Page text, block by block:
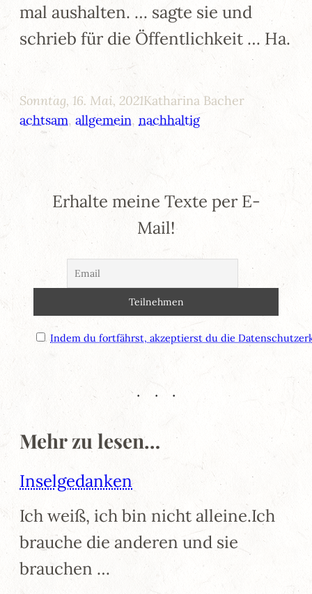
mal aushalten. … sagte sie und
schrieb für die Öffentlichkeit … Ha.
Sonntag, 16. Mai, 2021Katharina Bacher
achtsam, allgemein, nachhaltig
Erhalte meine Texte per E-
Mail!
Indem du fortfährst, akzeptierst du die
Mehr zu lesen…
Inselgedanken
Ich weiß, ich bin nicht alleine.Ich
brauche die anderen und sie
brauchen …